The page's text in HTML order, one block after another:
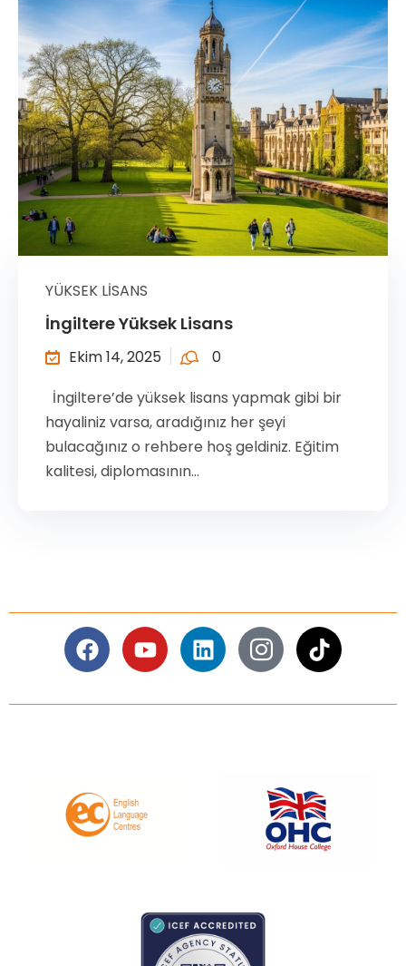
YÜKSEK LISANS
İngiltere Yüksek Lisans
Ekim 14, 2025
0
İngiltere’de yüksek lisans yapmak gibi bir
hayaliniz varsa, aradığınız her şeyi
bulacağınız o rehbere hoş geldiniz. Eğitim
kalitesi, diplomasının...